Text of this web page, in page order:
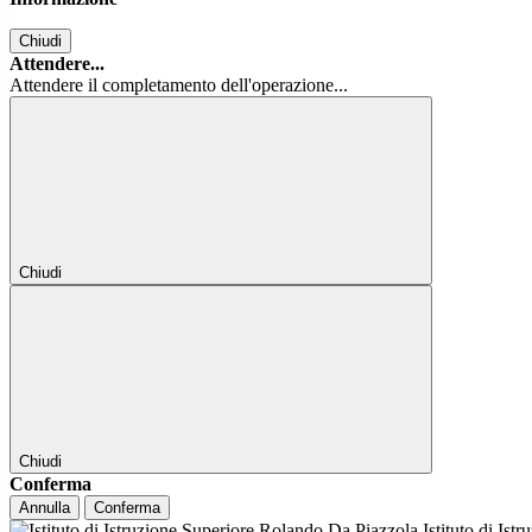
Chiudi
Attendere...
Attendere il completamento dell'operazione...
Chiudi
Chiudi
Conferma
Annulla Conferma